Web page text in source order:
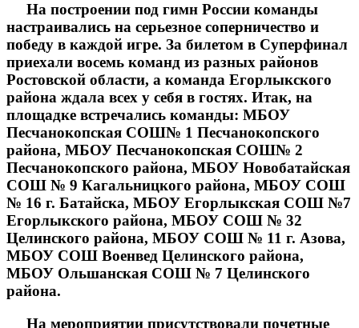
На построении под гимн России команды
настраивались на серьезное соперничество и
победу в каждой игре. За билетом в Суперфинал
приехали восемь команд из разных районов
Ростовской области, а команда Егорлыкского
района ждала всех у себя в гостях. Итак, на
площадке встречались команды: МБОУ
Песчанокопская СОШ№ 1 Песчанокопского
района, МБОУ Песчанокопская СОШ№ 2
Песчанокопского района, МБОУ Новобатайская
СОШ № 9 Кагальницкого района, МБОУ СОШ
№ 16 г. Батайска, МБОУ Егорлыкская СОШ №7
Егорлыкского района, МБОУ СОШ № 32
Целинского района, МБОУ СОШ № 11 г. Азова,
МБОУ СОШ Военвед Целинского района,
МБОУ Ольшанская СОШ № 7 Целинского
района.
На мероприятии присутствовали почетные